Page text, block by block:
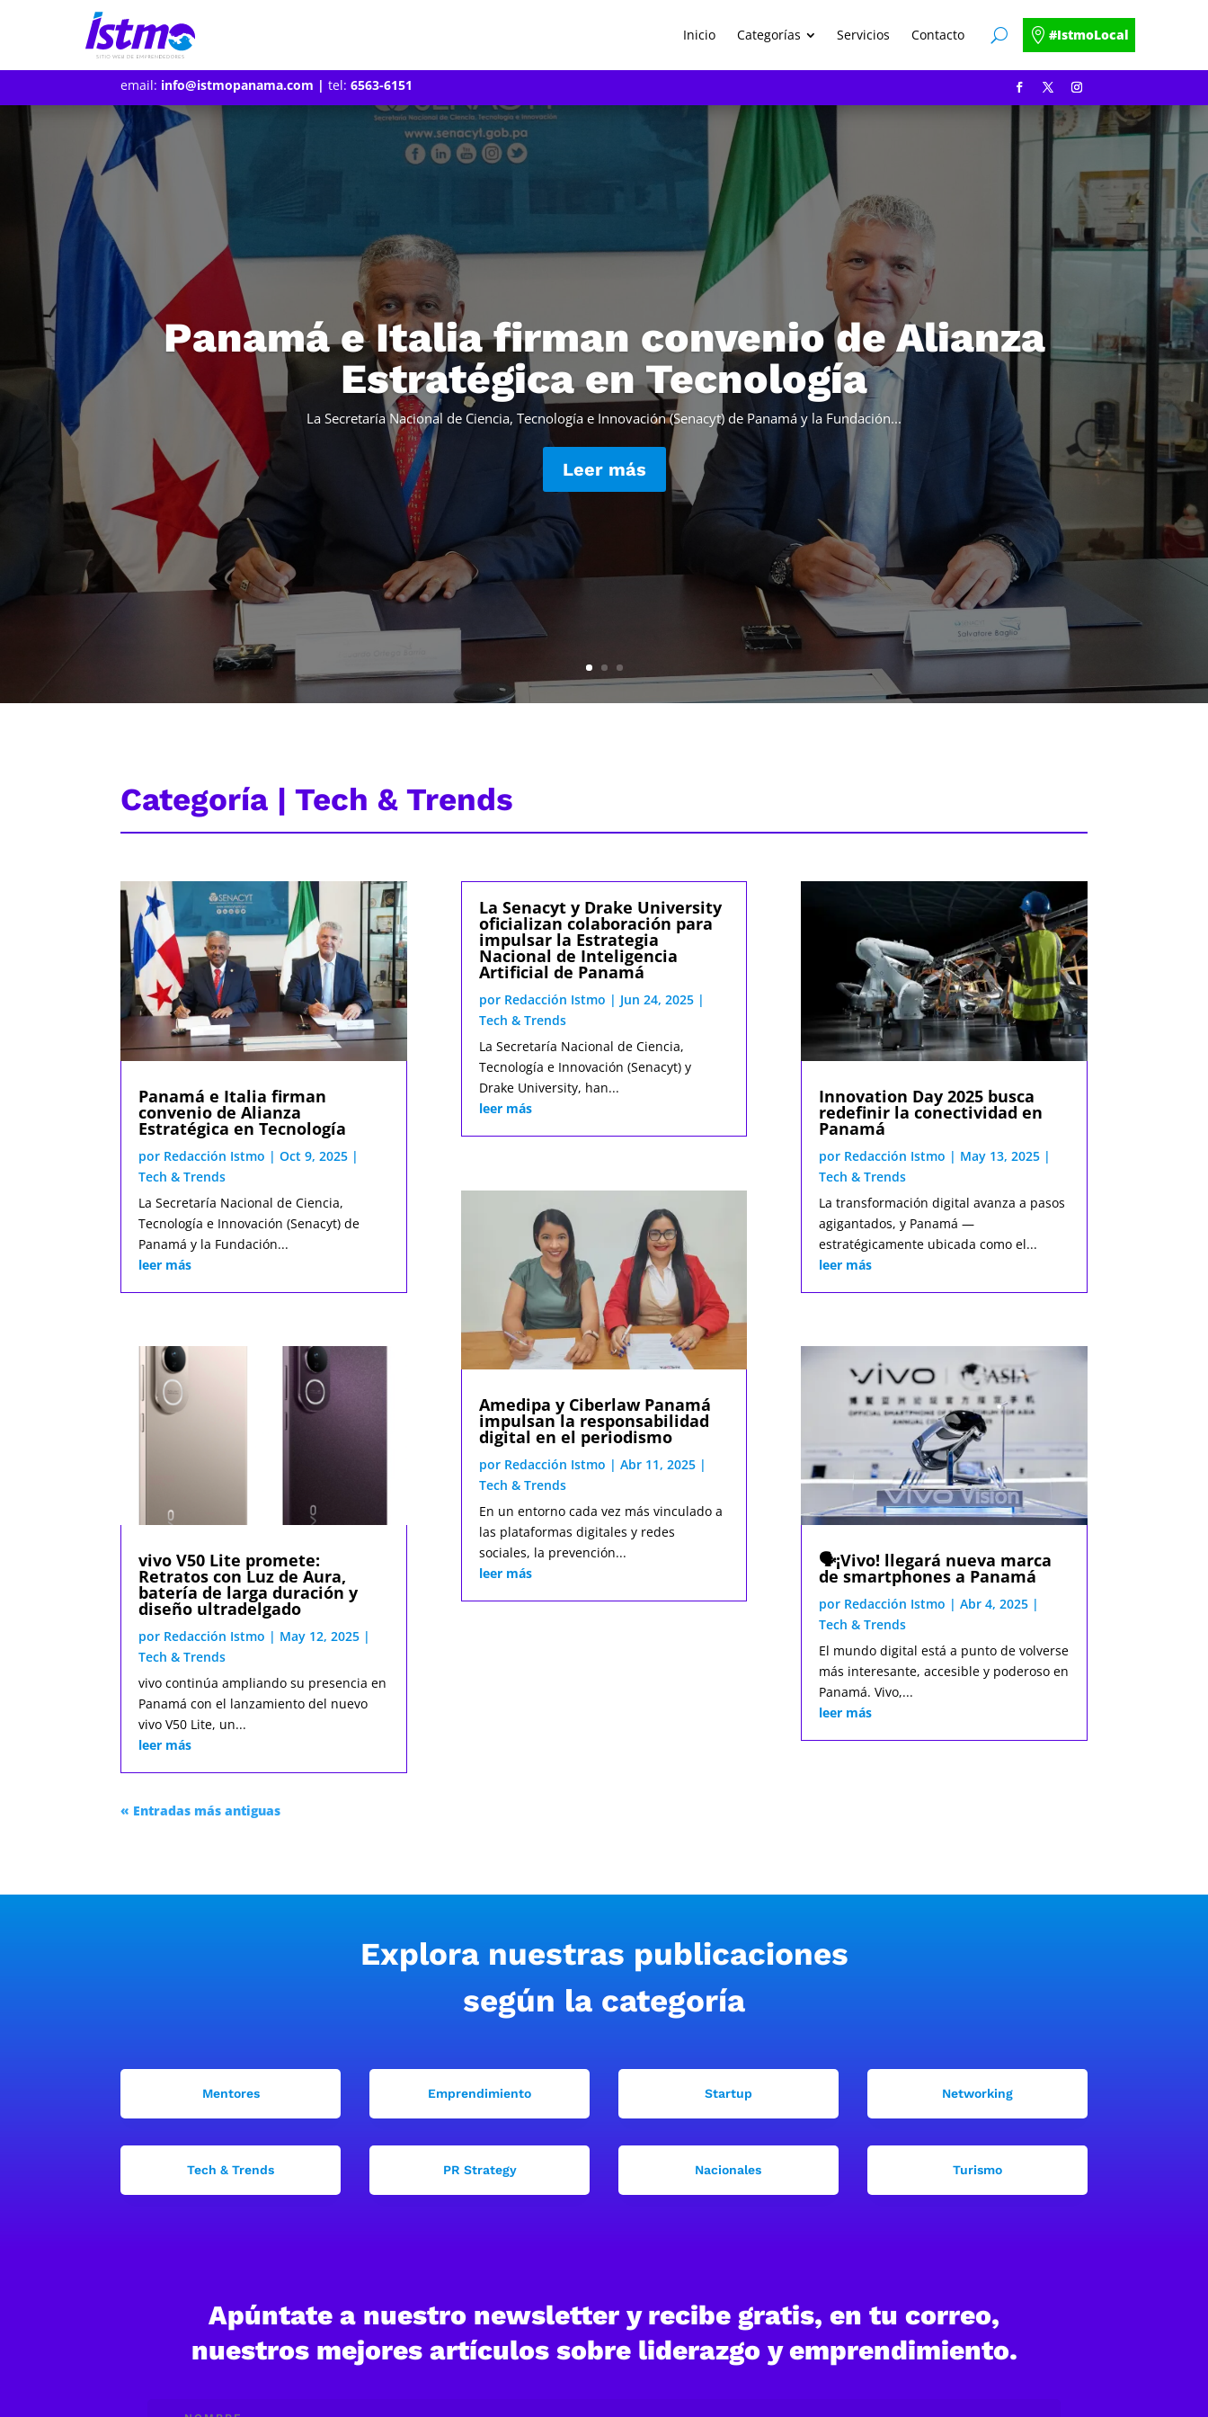
Inicio Categorías Servicios Contacto #IstmoLocal
email: info@istmopanama.com |tel: 6563-6151
Panamá e Italia firman convenio de Alianza
Estratégica en Tecnología
La Secretaría Nacional de Ciencia, Tecnología e Innovación (Senacyt) de Panamá y la Fundación...
Leer más
Categoría | Tech & Trends
Panamá e Italia firman
convenio de Alianza
Estratégica en Tecnología
por Redacción Istmo |Oct 9, 2025 |
Tech & Trends
La Secretaría Nacional de Ciencia,
Tecnología e Innovación (Senacyt) de
Panamá y la Fundación...
leer más
vivo V50 Lite promete:
Retratos con Luz de Aura,
batería de larga duración y
diseño ultradelgado
por Redacción Istmo | May 12, 2025 |
Tech & Trends
vivo continúa ampliando su presencia en
Panamá con el lanzamiento del nuevo
vivo V50 Lite, un...
leer más
La Senacyt y Drake University
oficializan colaboración para
impulsar la Estrategia
Nacional de Inteligencia
Artificial de Panamá
por Redacción Istmo | Jun 24, 2025|
Tech & Trends
La Secretaría Nacional de Ciencia,
Tecnología e Innovación (Senacyt) y
Drake University, han...
leer más
Amedipa y Ciberlaw Panamá
impulsan la responsabilidad
digital en el periodismo
por Redacción Istmo | Abr 11, 2025|
Tech & Trends
En un entorno cada vez más vinculado a
las plataformas digitales y redes
sociales, la prevención...
leer más
Innovation Day 2025 busca
redefinir la conectividad en
Panamá
por Redacción Istmo | May 13, 2025|
Tech & Trends
La transformación digital avanza a pasos
agigantados, y Panamá —
estratégicamente ubicada como el...
leer más
🗣️¡Vivo! llegará nueva marca
de smartphones a Panamá
por Redacción Istmo | Abr 4, 2025|
Tech & Trends
El mundo digital está a punto de volverse
más interesante, accesible y poderoso en
Panamá. Vivo,...
leer más
« Entradas más antiguas
Explora nuestras publicaciones
según la categoría
Mentores Emprendimiento Startup Networking
Tech & Trends PR Strategy Nacionales Turismo
Apúntate a nuestro newsletter y recibe gratis, en tu correo,
nuestros mejores artículos sobre liderazgo y emprendimiento.